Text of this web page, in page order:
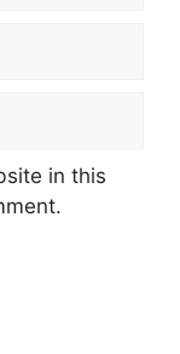
in this